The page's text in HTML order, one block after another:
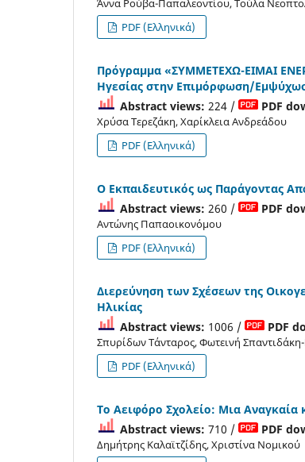
Άννα Ρούβα-Παπαλεοντίου, Τούλα
PDF (Ελληνικά)
Πρόγραμμα «ΣΥΜΜΕΤΕΧΩ-ΕΙΜΑΙ
Ηγεσίας στην Επιμόρφωση/
Abstract views: 224 / PDF
Χρύσα Τερεζάκη, Χαρίκλεια Ανδρεάδου
PDF (Ελληνικά)
Ο Εκπαιδευτικός ως Παράγοντας
Abstract views: 260 / PDF
Αντώνης Παπαοικονόμου
PDF (Ελληνικά)
Διερεύνηση των Σχέσεων της
Ηλικίας
Abstract views: 1006 / PDF
Σπυρίδων Τάνταρος, Φωτεινή
PDF (Ελληνικά)
Το Αειφόρο Σχολείο: Μια Αναγκαία
Abstract views: 710 / PDF
Δημήτρης Καλαϊτζίδης, Χριστίνα Νομικού